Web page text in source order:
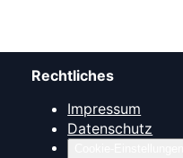
Rechtliches
Impressum
Datenschutz